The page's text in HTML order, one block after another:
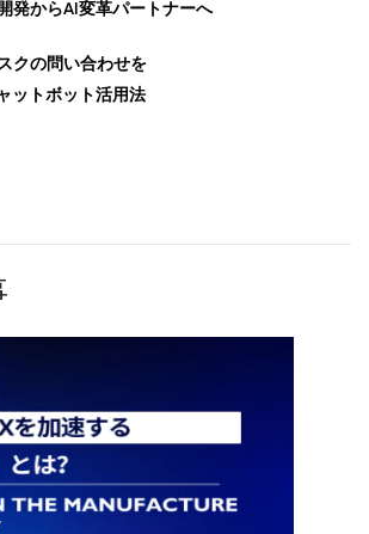
発からAI変革パートナーへ
クの問い合わせを
ットボット活用法